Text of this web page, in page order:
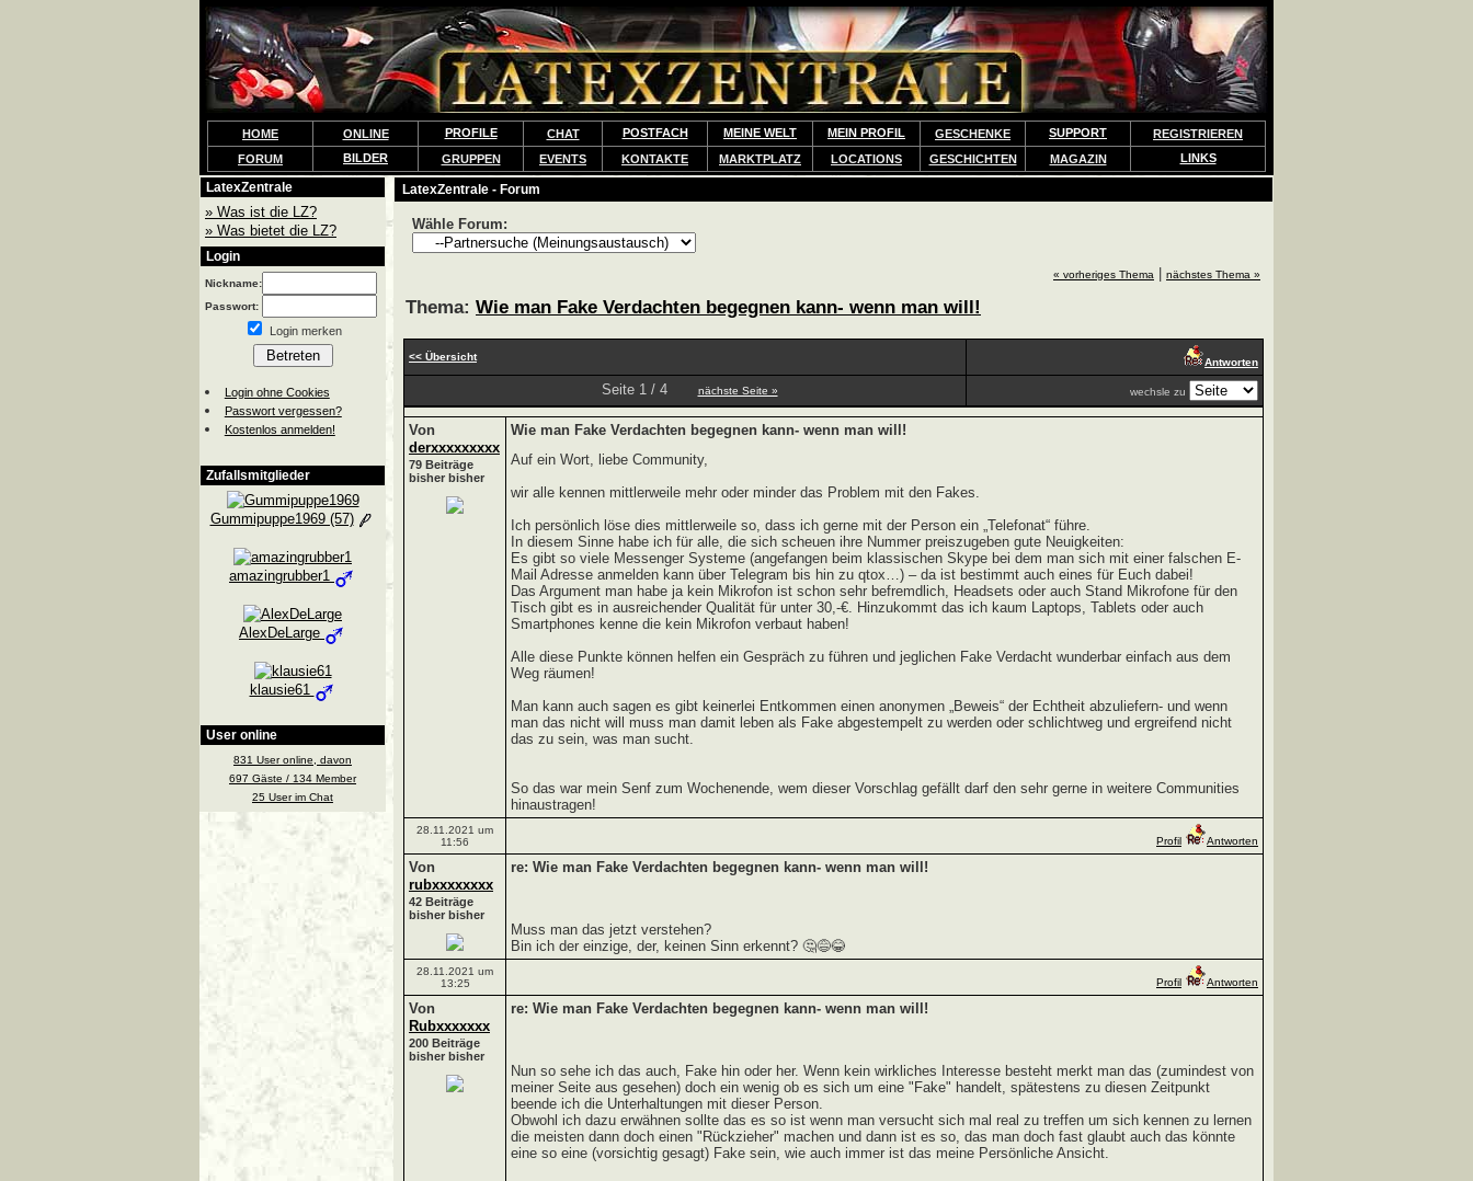
HOME ONLINE PROFILE CHAT POSTFACH MEINE WELT MEIN PROFIL GESCHENKE SUPPORT
REGISTRIEREN
FORUM
BILDER GRUPPEN EVENTS KONTAKTE MARKTPLATZ LOCATIONS GESCHICHTEN MAGAZIN LINKS
LatexZentrale
» Was ist die LZ?
» Was bietet die LZ?
Login
Nickname:
Passwort:
Login merken
Login ohne Cookies
Passwort vergessen?
Kostenlos anmelden!
Zufallsmitglieder
Gummipuppe1969 (57)
amazingrubber1
AlexDeLarge
klausie61
User online
831 User online, davon
697 Gäste / 134 Member
25 User im Chat
LatexZentrale - Forum
Wähle Forum:
« vorheriges Thema nächstes Thema »
Thema: Wie man Fake Verdachten begegnen kann- wenn man will!
<< Übersicht Antworten
Seite 1 / 4 nächste Seite » wechsle zu
Von
derxxxxxxxxx
79 Beiträge
bisher bisher
Wie man Fake Verdachten begegnen kann- wenn man will!
Auf ein Wort, liebe Community,
wir alle kennen mittlerweile mehr oder minder das Problem mit den Fakes.
Ich persönlich löse dies mittlerweile so, dass ich gerne mit der Person ein „Telefonat“ führe.
In diesem Sinne habe ich für alle, die sich scheuen ihre Nummer preiszugeben gute Neuigkeiten:
Es gibt so viele Messenger Systeme (angefangen beim klassischen Skype bei dem man sich mit einer falschen E-
Mail Adresse anmelden kann über Telegram bis hin zu qtox…) – da ist bestimmt auch eines für Euch dabei!
Das Argument man habe ja kein Mikrofon ist schon sehr befremdlich, Headsets oder auch Stand Mikrofone für den
Tisch gibt es in ausreichender Qualität für unter 30,-€. Hinzukommt das ich kaum Laptops, Tablets oder auch
Smartphones kenne die kein Mikrofon verbaut haben!
Alle diese Punkte können helfen ein Gespräch zu führen und jeglichen Fake Verdacht wunderbar einfach aus dem
Weg räumen!
Man kann auch sagen es gibt keinerlei Entkommen einen anonymen „Beweis“ der Echtheit abzuliefern- und wenn
man das nicht will muss man damit leben als Fake abgestempelt zu werden oder schlichtweg und ergreifend nicht
das zu sein, was man sucht.
So das war mein Senf zum Wochenende, wem dieser Vorschlag gefällt darf den sehr gerne in weitere Communities
hinaustragen!
28.11.2021 um
11:56
Profil Antworten
Von
rubxxxxxxxx
42 Beiträge
bisher bisher
re: Wie man Fake Verdachten begegnen kann- wenn man will!
Muss man das jetzt verstehen?
Bin ich der einzige, der, keinen Sinn erkennt? 🤔😅😂
28.11.2021 um
13:25
Profil Antworten
Von
Rubxxxxxxx
200 Beiträge
bisher bisher
re: Wie man Fake Verdachten begegnen kann- wenn man will!
Nun so sehe ich das auch, Fake hin oder her. Wenn kein wirkliches Interesse besteht merkt man das (zumindest von
meiner Seite aus gesehen) doch ein wenig ob es sich um eine "Fake" handelt, spätestens zu diesen Zeitpunkt
beende ich die Unterhaltungen mit dieser Person.
Obwohl ich dazu erwähnen sollte das es so ist wenn man versucht sich mal real zu treffen um sich kennen zu lernen
die meisten dann doch einen "Rückzieher" machen und dann ist es so, das man doch fast glaubt auch das könnte
eine so eine (vorsichtig gesagt) Fake sein, wie auch immer ist das meine Persönliche Ansicht.